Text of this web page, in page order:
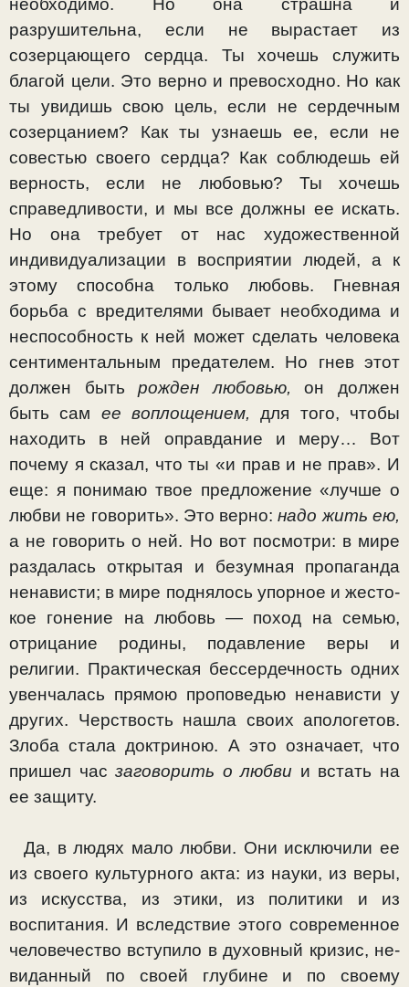
разрушительна, если не вырастает из
созерцающего сердца. Ты хочешь служить
благой цели. Это верно и превосходно. Но как
ты увидишь свою цель, если не сердечным
созерцанием? Как ты узнаешь ее, если не
совестью своего сердца? Как соблюдешь ей
верность, ес­ли не любовью? Ты хочешь
справедливости, и мы все должны ее искать.
Но она требует от нас художественной
индивидуализации в восприятии людей, а к
этому спо­собна только любовь. Гневная
борьба с вредителями бы­вает необходима и
неспособность к ней может сделать человека
сентиментальным предателем. Но гнев этот
должен бытьрожден любовью, он должен
быть сам ее воплоще­нием, для того, чтобы
находить в ней оправдание и меру… Вот
почему я сказал, что ты «и прав и не прав». И
еще: я понимаю твое предложение «лучше о
любви не говорить». Это верно:надо жить ею,
а не говорить о ней. Но вот посмотри: в мире
раздалась открытая и безумная пропаганда
ненависти; в мире поднялось упорное и жесто­
кое гонение на любовь — поход на семью,
отрицание роди­ны, подавление веры и
религии. Практическая бессердеч­ность одних
увенчалась прямою проповедью ненависти у
других. Черствость нашла своих апологетов.
Злоба стала доктриною. А это означает, что
пришел часзаговорить о любви и встать на
ее защиту.
Да, в людях мало любви. Они исключили ее
из своего культурного акта: из науки, из веры,
из искусства, из этики, из политики и из
воспитания. И вследствие этого современное
человечество вступило в духовный кризис, не­
виданный по своей глубине и по своему